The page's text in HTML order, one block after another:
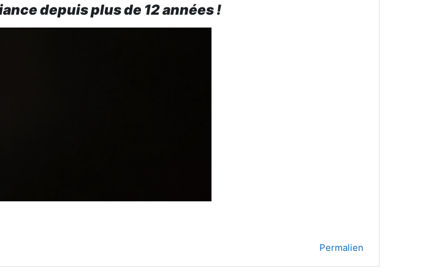
depuis plus de 12 années !
Permalien